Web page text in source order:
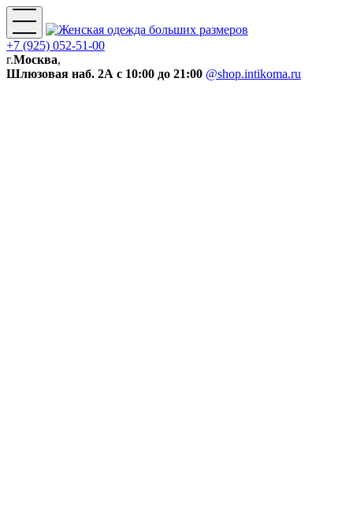
+7 (925) 052-51-00
г.Москва,
Шлюзовая наб. 2А с 10:00 до 21:00 @shop.intikoma.ru